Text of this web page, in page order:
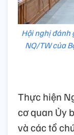
Hội nghị đánh
NQ/TW của
Thực hiện
cơ quan Ủy
và các tổ